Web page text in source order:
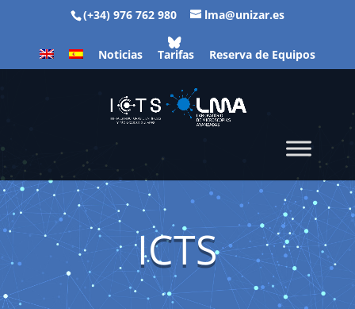
(+34) 976 762 980 lma@unizar.es
Noticias Tarifas Reserva de Equipos
ICTS